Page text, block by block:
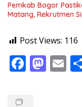
Pemkab Bogor
Matang, Rekrutmen
Post Views: 116
F M E